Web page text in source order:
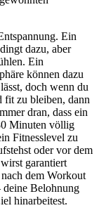
Ein
dazu, aber
Ein
können dazu
doch wenn du
zu bleiben, dann
dran, dass ein
Minuten völlig
Fitnesslevel zu
oder vor dem
garantiert
dem Workout
Belohnung
hinarbeitest.